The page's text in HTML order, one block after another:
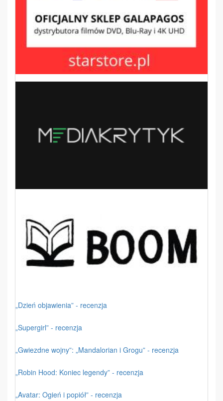
„Dzień objawienia” - recenzja
„Supergirl” - recenzja
„Gwiezdne wojny”: „Mandalorian i Grogu” - recenzja
„Robin Hood: Koniec legendy” - recenzja
„Avatar: Ogień i popiół” - recenzja